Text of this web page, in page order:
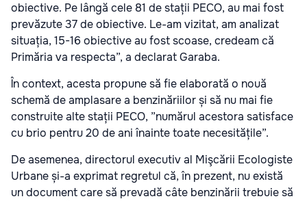
obiective. Pe lângă cele 81 de stații PECO, au mai fost
prevăzute 37 de obiective. Le-am vizitat, am analizat
situația, 15-16 obiective au fost scoase, credeam că
Primăria va respecta”, a declarat Garaba.
În context, acesta propune să fie elaborată o nouă
schemă de amplasare a benzinăriilor și să nu mai fie
construite alte stații PECO, ”numărul acestora satisface
cu brio pentru 20 de ani înainte toate necesitățile”.
De asemenea, directorul executiv al Mişcării Ecologiste
Urbane și-a exprimat regretul că, în prezent, nu există
un document care să prevadă câte benzinării trebuie să